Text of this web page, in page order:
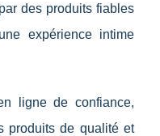
des produits fiables
expérience intime
ligne de confiance,
produits de qualité et